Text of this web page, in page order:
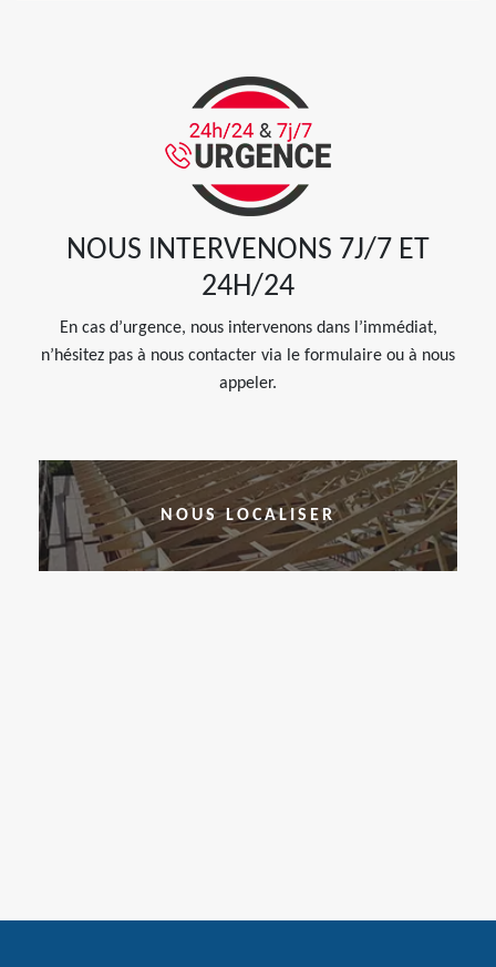
NOUS INTERVENONS 7J/7 ET
24H/24
En cas d’urgence, nous intervenons dans l’immédiat,
n’hésitez pas à nous contacter via le formulaire ou à nous
appeler.
NOUS LOCALISER